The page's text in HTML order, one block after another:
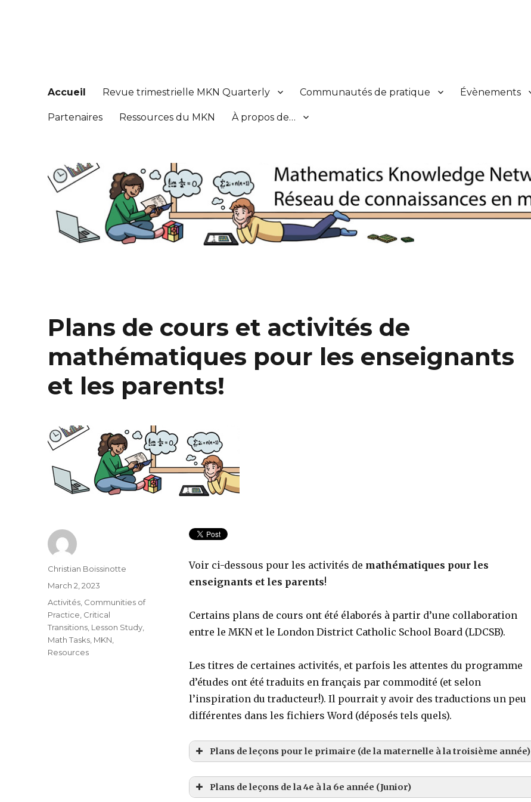
Accueil Revue trimestrielle MKN Quarterly Communautés de pratique Évènements
Partenaires Ressources du MKN À propos de…
Plans de cours et activités de
mathématiques pour les enseignants
et les parents!
Voir ci-dessous pour les activités de mathématiques pour les
enseignants et les parents!
Certains plans de cours ont été élaborés à partir d’une collaboration
entre le MKN et le London District Catholic School Board (LDCSB).
Les titres de certaines activités, et parfois les attentes du programme
d’études ont été traduits en français par commodité (et selon
l’inspiration du traducteur!). Il pourrait y avoir des traductions un peu
différentes dans les fichiers Word (déposés tels quels).
Plans de leçons pour le primaire (de la maternelle à la troisième année)
Plans de leçons de la 4e à la 6e année (Junior)
Author
Christian Boissinotte
Posted
March 2, 2023
Categories
Activités Communities of
Practice Critical
Transitions Lesson Study
Math Tasks MKN
Resources